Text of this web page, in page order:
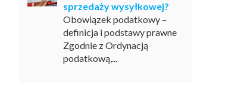
sprzedaży wysyłkowej?
Obowiązek podatkowy –
definicja i podstawy prawne
Zgodnie z Ordynacją
podatkową,...